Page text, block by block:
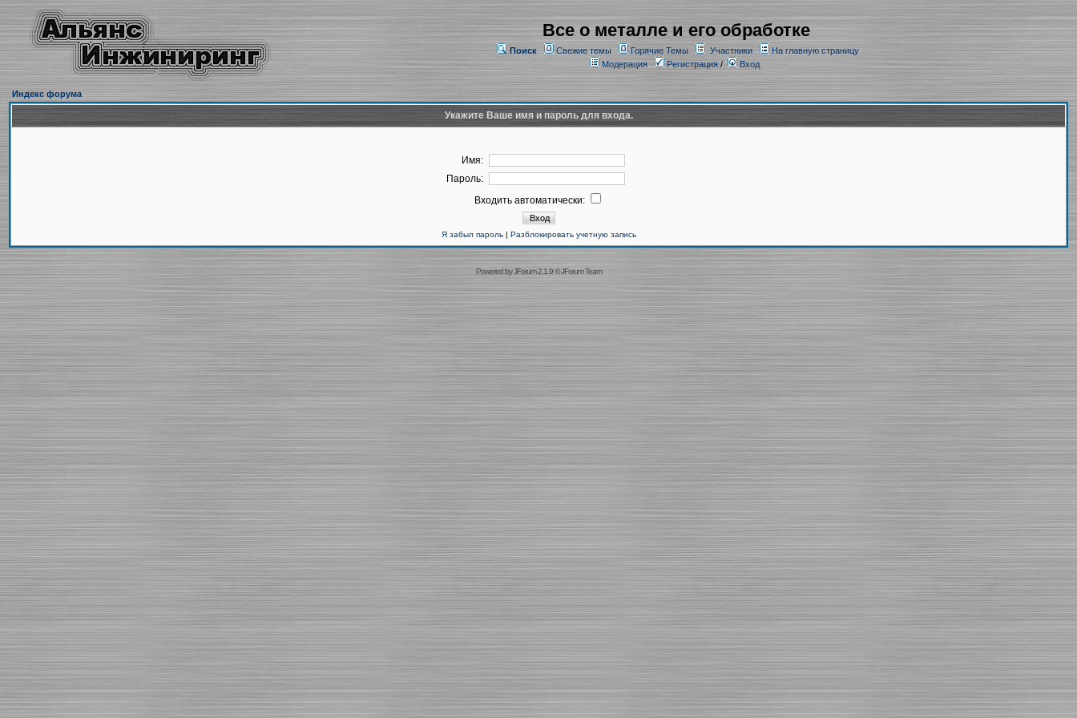
Все о металле и его обработке
Поиск Свежие темы Горячие Темы Участники
На главную страницу
Модерация
Регистрация/ Вход
Индекс форума
Укажите Ваше имя и пароль для входа.
Имя:
Пароль:
Входить автоматически:
Я забыл пароль| Разблокировать учетную запись
Powered byJForum 2.1.9©JForum Team